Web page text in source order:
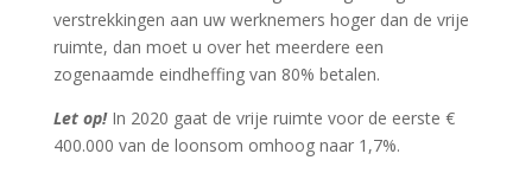
verstrekkingen aan uw werknemers hoger dan de vrije
ruimte, dan moet u over het meerdere een
zogenaamde eindheffing van 80% betalen.
Let op! In 2020 gaat de vrije ruimte voor de eerste €
400.000 van de loonsom omhoog naar 1,7%.